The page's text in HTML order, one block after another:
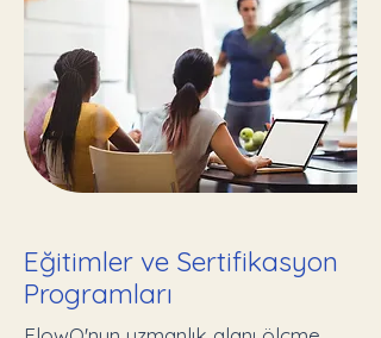
Eğitimler ve Sertifikasyon
Programları